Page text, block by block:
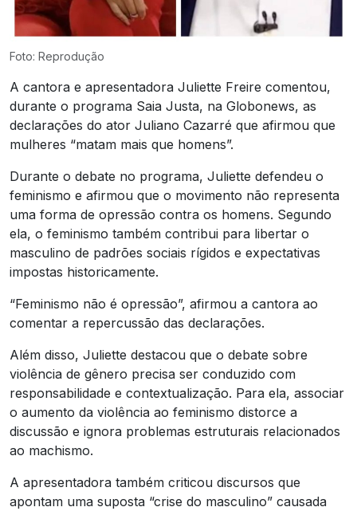
Foto: Reprodução
A cantora e apresentadora Juliette Freire comentou,
durante o programa Saia Justa, na Globonews, as
declarações do ator Juliano Cazarré que afirmou que
mulheres “matam mais que homens”.
Durante o debate no programa, Juliette defendeu o
feminismo e afirmou que o movimento não representa
uma forma de opressão contra os homens. Segundo
ela, o feminismo também contribui para libertar o
masculino de padrões sociais rígidos e expectativas
impostas historicamente.
“Feminismo não é opressão”, afirmou a cantora ao
comentar a repercussão das declarações.
Além disso, Juliette destacou que o debate sobre
violência de gênero precisa ser conduzido com
responsabilidade e contextualização. Para ela, associar
o aumento da violência ao feminismo distorce a
discussão e ignora problemas estruturais relacionados
ao machismo.
A apresentadora também criticou discursos que
apontam uma suposta “crise do masculino” causada